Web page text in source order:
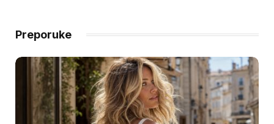
Preporuke